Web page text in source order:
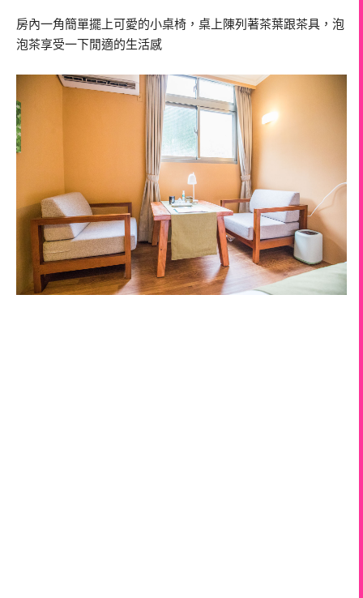
房內一角簡單擺上可愛的小桌椅，桌上陳列著茶葉跟茶具，泡
泡茶享受一下閒適的生活感